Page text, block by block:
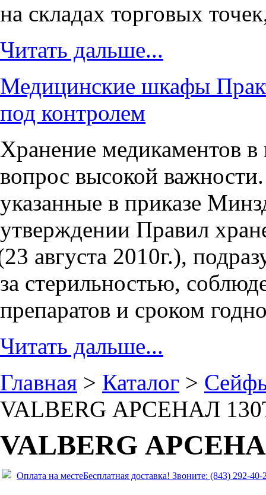
на складах торговых
Читать дальше...
Медицинские шкафы
под контролем
Хранение медикаментов
вопрос высокой
указанные в приказе
утверждении Правил
августа 2010г.),
за стерильностью,
препаратов и сроком
Читать дальше...
Главная > Каталог >
VALBERG АРСЕНАЛ
VALBERG
Оплата на местеБесплатная доставка! Звоните: (843) 292-40-